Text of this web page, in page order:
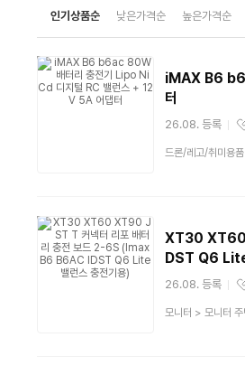
인기상품순 낮은가격순 높은가격순
iMAX B6
터
26.08. 등록
관심
상
드론/레고/취미용품
XT30 XT60
DST Q6
26.08. 등록
관심
상
모니터 > 모니터 주